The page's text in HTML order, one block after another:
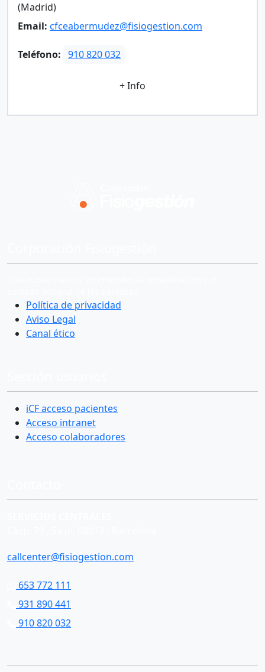
(Madrid)
Email: cfceabermudez@fisiogestion.com
Teléfono: 910 820 032
+ Info
Política de privacidad
Aviso Legal
Canal ético
iCF acceso pacientes
Acceso intranet
Acceso colaboradores
callcenter@fisiogestion.com
653 772 111
931 890 441
910 820 032